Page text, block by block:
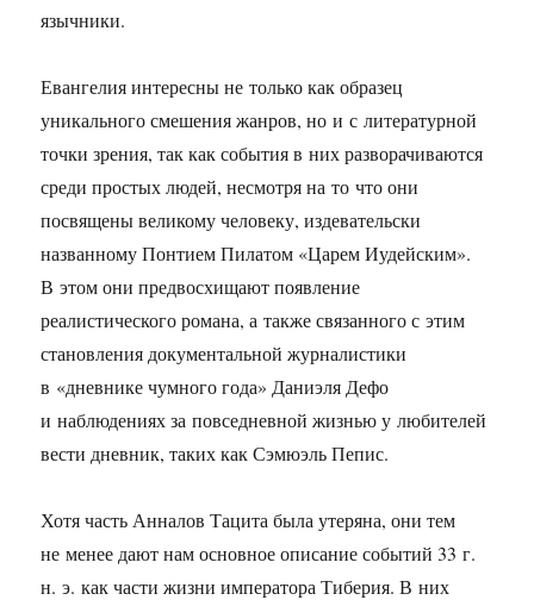
язычники.
Евангелия интересны не только как образец
уникального смешения жанров, но и с литературной
точки зрения, так как события в них разворачиваются
среди простых людей, несмотря на то что они
посвящены великому человеку, издевательски
названному Понтием Пилатом «Царем Иудейским».
В этом они предвосхищают появление
реалистического романа, а также связанного с этим
становления документальной журналистики
в «дневнике чумного года» Даниэля Дефо
и наблюдениях за повседневной жизнью у любителей
вести дневник, таких как Сэмюэль Пепис.
Хотя часть Анналов Тацита была утеряна, они тем
не менее дают нам основное описание событий 33 г.
н. э. как части жизни императора Тиберия. В них